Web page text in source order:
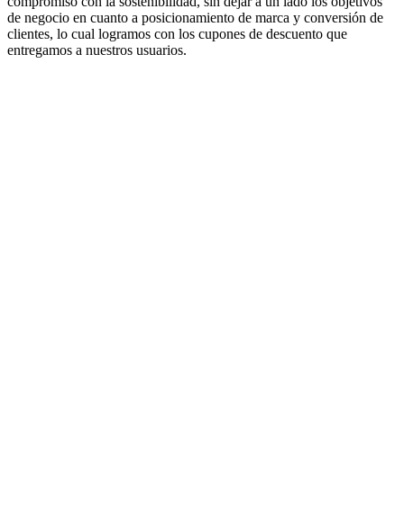
de negocio en cuanto a posicionamiento de marca y conversión de
clientes, lo cual logramos con los cupones de descuento que
entregamos a nuestros usuarios.